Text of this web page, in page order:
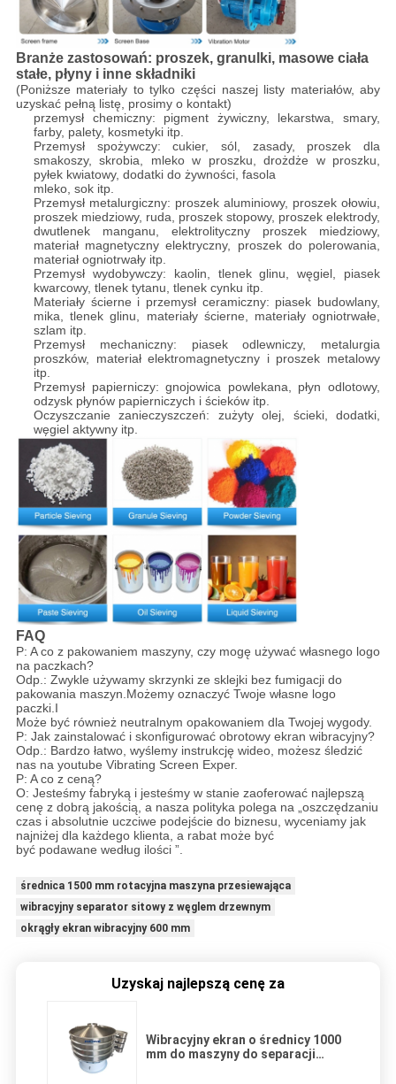
Branże zastosowań: proszek, granulki, masowe ciała
stałe, płyny i inne składniki
(Poniższe materiały to tylko części naszej listy materiałów, aby
uzyskać pełną listę, prosimy o kontakt)
przemysł chemiczny: pigment żywiczny, lekarstwa, smary,
farby, palety, kosmetyki itp.
Przemysł spożywczy: cukier, sól, zasady, proszek dla
smakoszy, skrobia, mleko w proszku, drożdże w proszku,
pyłek kwiatowy, dodatki do żywności, fasola
mleko, sok itp.
Przemysł metalurgiczny: proszek aluminiowy, proszek ołowiu,
proszek miedziowy, ruda, proszek stopowy, proszek elektrody,
dwutlenek manganu, elektrolityczny proszek miedziowy,
materiał magnetyczny elektryczny, proszek do polerowania,
materiał ogniotrwały itp.
Przemysł wydobywczy: kaolin, tlenek glinu, węgiel, piasek
kwarcowy, tlenek tytanu, tlenek cynku itp.
Materiały ścierne i przemysł ceramiczny: piasek budowlany,
mika, tlenek glinu, materiały ścierne, materiały ogniotrwałe,
szlam itp.
Przemysł mechaniczny: piasek odlewniczy, metalurgia
proszków, materiał elektromagnetyczny i proszek metalowy
itp.
Przemysł papierniczy: gnojowica powlekana, płyn odlotowy,
odzysk płynów papierniczych i ścieków itp.
Oczyszczanie zanieczyszczeń: zużyty olej, ścieki, dodatki,
węgiel aktywny itp.
FAQ
P: A co z pakowaniem maszyny, czy mogę używać własnego logo
na paczkach?
Odp.: Zwykle używamy skrzynki ze sklejki bez fumigacji do
pakowania maszyn.Możemy oznaczyć Twoje własne logo
paczki.I
Może być również neutralnym opakowaniem dla Twojej wygody.
P: Jak zainstalować i skonfigurować obrotowy ekran wibracyjny?
Odp.: Bardzo łatwo, wyślemy instrukcję wideo, możesz śledzić
nas na youtube Vibrating Screen Exper.
P: A co z ceną?
O: Jesteśmy fabryką i jesteśmy w stanie zaoferować najlepszą
cenę z dobrą jakością, a nasza polityka polega na „oszczędzaniu
czas i absolutnie uczciwe podejście do biznesu, wyceniamy jak
najniżej dla każdego klienta, a rabat może być
być podawane według ilości ”.
średnica 1500 mm rotacyjna maszyna przesiewająca
wibracyjny separator sitowy z węglem drzewnym
okrągły ekran wibracyjny 600 mm
Uzyskaj najlepszą cenę za
Wibracyjny ekran o średnicy 1000
mm do maszyny do separacji